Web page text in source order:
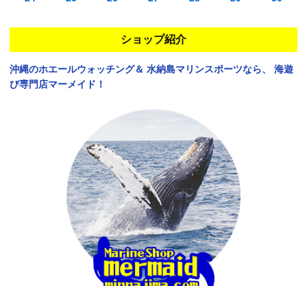
ショップ紹介
沖縄のホエールウォッチング＆ 水納島マリンスポーツなら、
海遊
び専門店マーメイド！